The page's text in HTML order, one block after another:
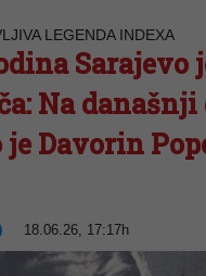
LEGENDA INDEXA
Sarajevo
Na današnji
Davorin
18.06.26, 17:17h